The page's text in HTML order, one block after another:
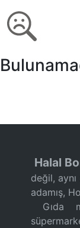
Halal
değil,
adamış,
Gıda